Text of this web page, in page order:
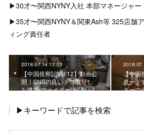
▶︎30才〜関西NYNY入社 本部マネージャー
▶︎35才〜関西NYNY＆関東Ash等 325店舗
ィング責任者
2018.07.14 13:03
【中国視察記Vol.12】動画公
開！SNSの良いトコ取りし
た微博(ウェイボー)が凄い！
【中国
リード
ギーの
▶キーワードで記事を検索